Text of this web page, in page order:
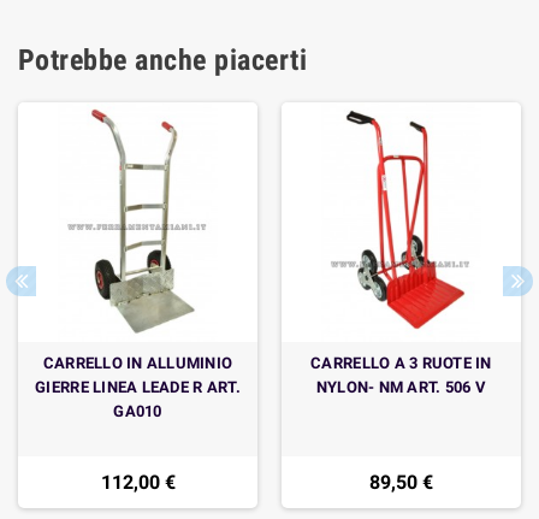
Potrebbe anche piacerti
CARRELLO IN ALLUMINIO
GIERRE LINEA LEADE R ART.
GA010
112,00 €
CARRELLO A 3 RUOTE IN
NYLON- NM ART. 506 V
89,50 €